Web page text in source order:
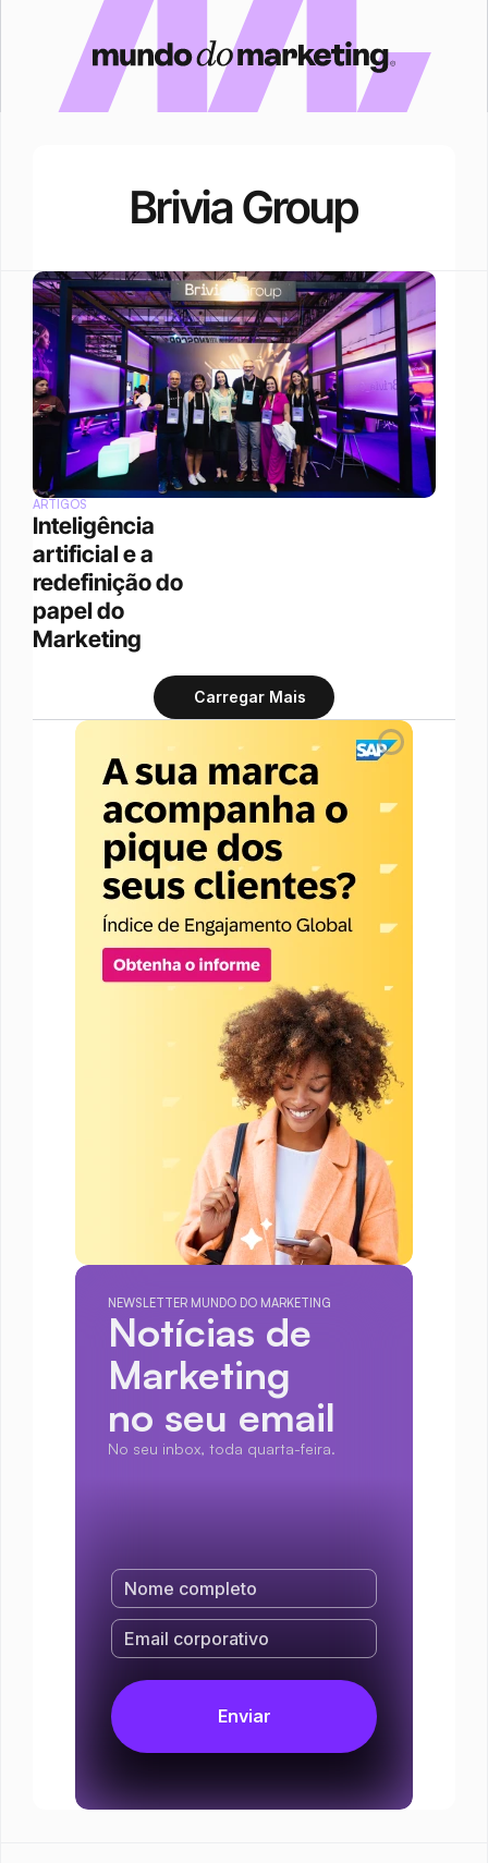
Brivia Group
ARTIGOS
Inteligência
artificial e a
redefinição do
papel do
Marketing
Carregar Mais
NEWSLETTER MUNDO DO MARKETING
Notícias de
Marketing
no seu email
No seu inbox, toda quarta-feira.